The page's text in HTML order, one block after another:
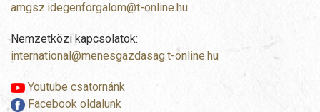
amgsz.idegenforgalom@t-online.hu
Nemzetközi kapcsolatok:
international@menesgazdasag.t-online.hu
Youtube csatornánk
Facebook oldalunk